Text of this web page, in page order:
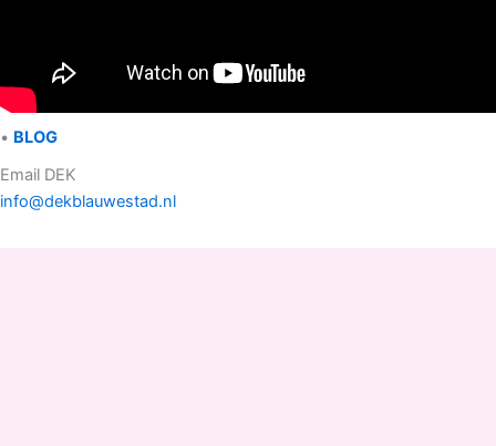
• BLOG
Email DEK
info@dekblauwestad.nl